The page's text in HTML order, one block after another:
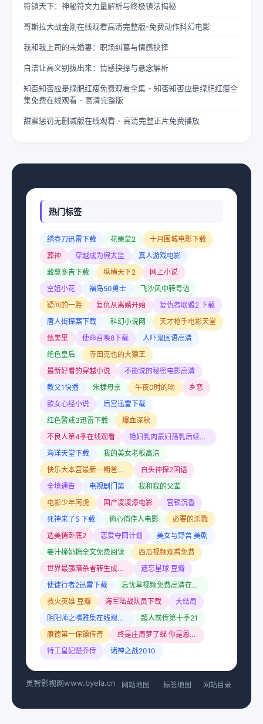
符镇天下：神秘符文力量解析与终极镇法揭秘
哥斯拉大战金刚在线观看高清完整版-免费动作科幻电影
我和我上司的未婚妻：职场纠葛与情感抉择
白洁让高义别拔出来：情感抉择与悬念解析
知否知否应是绿肥红瘦免费观看全集 - 知否知否应是绿肥红瘦全
集免费在线观看 - 高清完整版
甜蜜惩罚无删减版在线观看 - 高清完整正片免费播放
热门标签
绣春刀迅雷下载 花栗鼠2
十月围城电影下载
葬神
穿越成为假太监
真人游戏电影
藏獒多吉下载
纵横天下2
网上小说
空姐小花
福岛50勇士
飞沙风中转粤语
疑问的一胜
复仇从离婚开始
复仇者联盟2 下载
唐人街探案下载
科幻小说网
天才枪手电影天堂
甄美里
使命召唤8下载
人吓鬼国语高清
绝色皇后
寺田克也的大猿王
最新好看的穿越小说
不能说的秘密电影高清
教父1快播
朱棣母亲 午夜0时的吻
乡恋
欲女心经小说
后宫迅雷下载
红色警戒3迅雷下载
爆血深秋
不良人第4季在线观看
艳妇乳肉豪妇荡乳后续黄蓉
海洋天堂下载
我的美女老板高清
快乐大本营最新一期爸爸去哪儿
白头神探2国语
全境通告
电视剧门第
我和我的父辈
电影少年阿虎
国产凌凌漆电影
宫锁沉香
死神来了5 下载
偷心俏佳人电影
必要的杀戮
选美俏卧底2
恋爱夺回计划
美女与野兽 美剧
姜汁撞奶糖全文免费阅读
西瓜视频观看免费
世界最强暗杀者转生成异世界贵族漫画
遗忘星球 豆瓣
使徒行者2迅雷下载
忘忧草视频免费高清在线观看视频
救火英雄 豆瓣
海军陆战队员下载
大结局
阴阳师之晴雅集在线观看国语
超人前传第十季21
康德第一保镖传奇
终是庄周梦了蝶 你是恩赐也是劫
特工皇妃楚乔传
诸神之战2010
灵智影视网www.byela.cn 网站地图 标签地图 网站目录